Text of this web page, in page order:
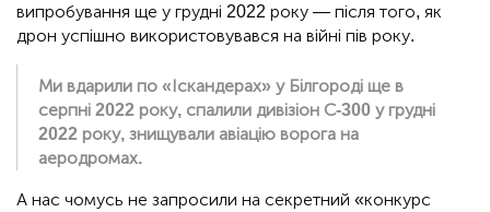
випробування ще у грудні 2022 року — після того, як
дрон успішно використовувався на війні пів року.
Ми вдарили по «Іскандерах» у Білгороді ще в
серпні 2022 року, спалили дивізіон С-300 у грудні
2022 року, знищували авіацію ворога на
аеродромах.
А нас чомусь не запросили на секретний «конкурс